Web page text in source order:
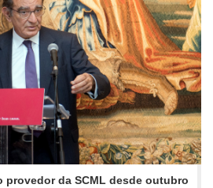
provedor da SCML desde outubro